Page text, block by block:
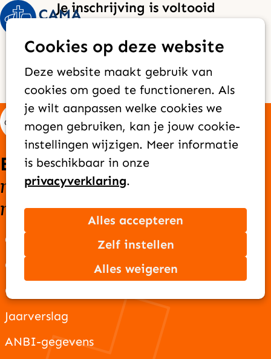
Cookies op deze website
Deze website maakt gebruik van
cookies om goed te functioneren. Als
je wilt aanpassen welke cookies we
mogen gebruiken, kan je jouw cookie-
instellingen wijzigen. Meer informatie
is beschikbaar in onze
privacyverklaring.
Alles accepteren
Zelf instellen
Alles weigeren
Je inschrijving is voltooid
We hebben je aanvraag voor een oriënterend
koffie-gesprek ontvangen en we zullen zo snel
mogelijk contact met je opnemen om een
afspraak in te plannen.
Elke dag bereiken we
nieuwe mensen met het
nieuws van Jezus
Over CAMA Zending
Onze missie
Ons team
Jaarverslag
ANBI-gegevens